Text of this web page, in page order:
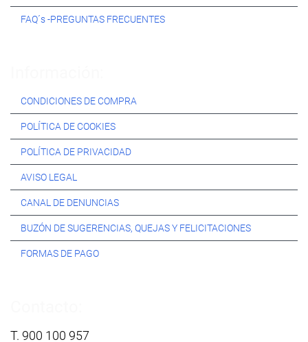
FAQ´s -PREGUNTAS FRECUENTES
CONDICIONES DE COMPRA
POLÍTICA DE COOKIES
POLÍTICA DE PRIVACIDAD
AVISO LEGAL
CANAL DE DENUNCIAS
BUZÓN DE SUGERENCIAS, QUEJAS Y FELICITACIONES
FORMAS DE PAGO
T. 900 100 957